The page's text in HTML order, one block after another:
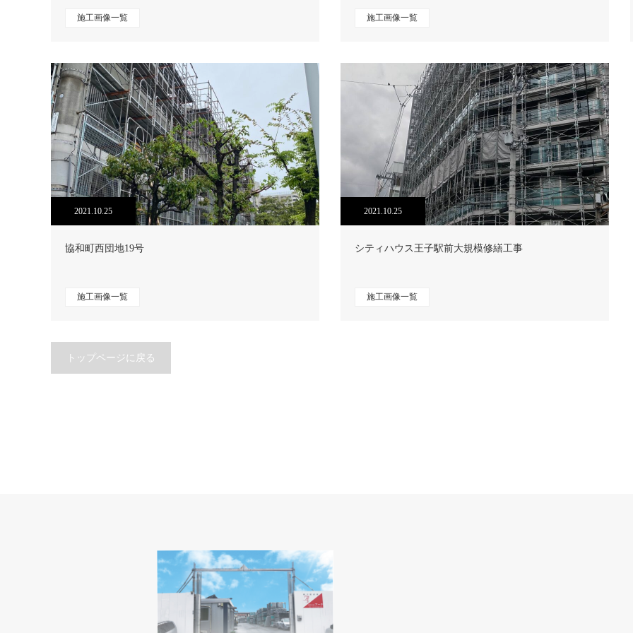
施工画像一覧 施工画像一覧
2021.10.25
協和町西団地19号
施工画像一覧
2021.10.25
シティハウス王子駅前大規模修繕工事
施工画像一覧
トップページに戻る